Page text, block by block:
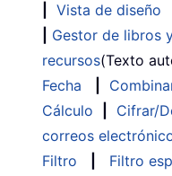
Vista de diseño
Gestor de libros
recursos(Texto
Fecha
Cálculo
Cifrar/
correos
Filtro
Filtro